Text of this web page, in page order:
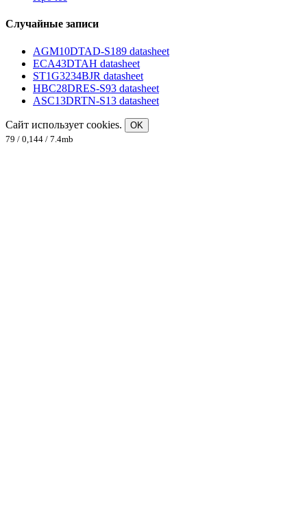
Случайные записи
AGM10DTAD-S189 datasheet
ECA43DTAH datasheet
ST1G3234BJR datasheet
HBC28DRES-S93 datasheet
ASC13DRTN-S13 datasheet
Сайт использует cookies.
OK
79 / 0,144 / 7.4mb